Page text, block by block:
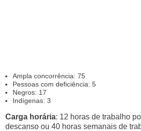
Ampla concorrência: 75
Pessoas com deficiência: 5
Negros: 17
Indígenas: 3
Carga horária: 12 horas de trabalho
descanso ou 40 horas semanais de